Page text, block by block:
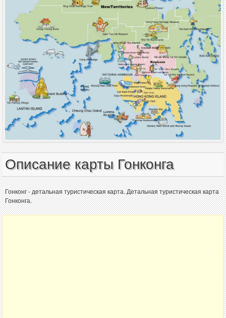
Описание карты Гонконга
Гонконг - детальная туристическая карта. Детальная туристическая карта
Гонконга.